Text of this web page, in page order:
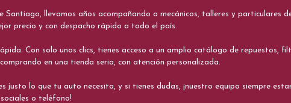
llevamos años acompañando a mecánicos, talleres y particulares
precio y con despacho rápido a todo el país.
Con solo unos clics, tienes acceso a un amplio catálogo de repuestos,
en una tienda seria, con atención personalizada.
justo lo que tu auto necesita, y si tienes dudas, ¡nuestro equipo siempre
o teléfono!